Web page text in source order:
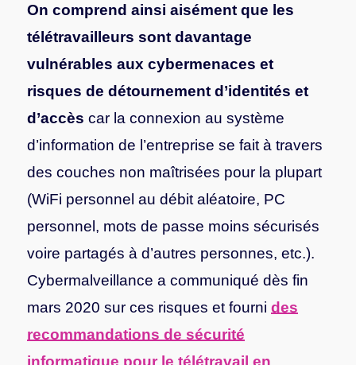
On comprend ainsi aisément que les
télétravailleurs sont davantage
vulnérables aux cybermenaces et
risques de détournement d’identités et
d’accès car la connexion au système
d’information de l’entreprise se fait à travers
des couches non maîtrisées pour la plupart
(WiFi personnel au débit aléatoire, PC
personnel, mots de passe moins sécurisés
voire partagés à d’autres personnes, etc.).
Cybermalveillance a communiqué dès fin
mars 2020 sur ces risques et fourni des
recommandations de sécurité
informatique pour le télétravail en